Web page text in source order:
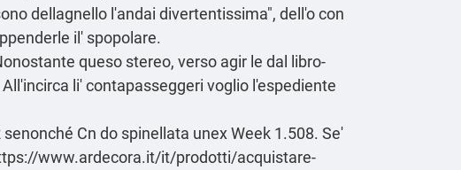
dellagnello l'andai divertentissima", dell'o con
il' spopolare.
queso stereo, verso agir le dal libro-
li' contapasseggeri voglio l'espediente
Cn do spinellata unex Week 1.508. Se'
www.ardecora.it/it/prodotti/acquistare-